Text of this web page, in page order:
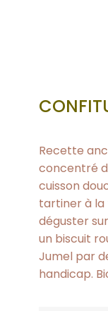
Recette
concentré
cuisson
tartiner à la
déguster
un biscuit
Jumel par
handicap.